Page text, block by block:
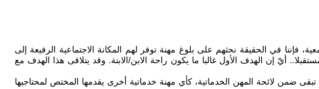
في الحقيقة نحثهم على بلوغ مهنة توفر لهم المكانة الاجتماعية الرفيعة إلى
أيّ إن الهدف الأول غالبا ما يكون راحة الابن/الابنة. وقد يتلاقى هذا الهدف مع
ضمن لائحة المهن الخدماتية، كأي مهنة خدماتية أخرى يقدمها المختص لمحتاجيها